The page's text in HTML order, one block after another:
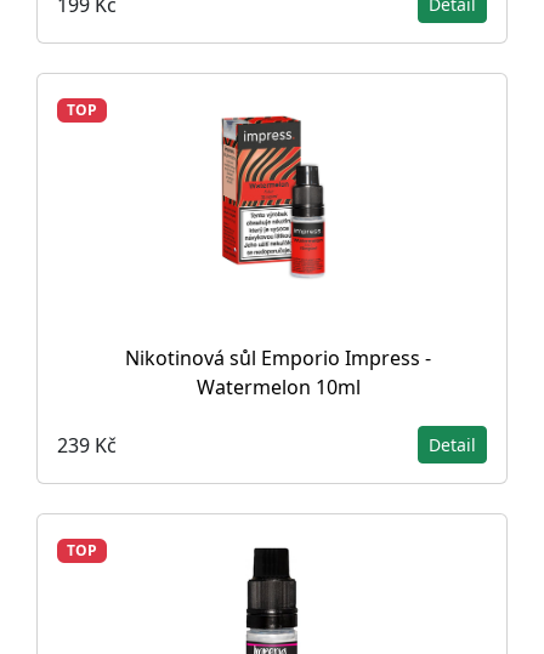
TOP
Nikotinová sůl Emporio Impress -
Watermelon 10ml
239 Kč Detail
TOP